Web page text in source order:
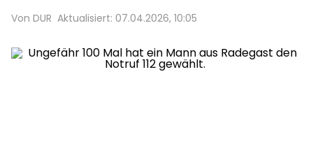
Von DUR Aktualisiert: 07.04.2026, 10:05